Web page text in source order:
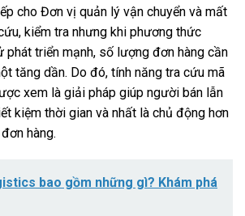
cho Đơn vị quản lý vận chuyển và mất
kiểm tra nhưng khi phương thức
phát triển mạnh, số lượng đơn hàng cần
tăng dần. Do đó, tính năng tra cứu mã
xem là giải pháp giúp người bán lẫn
kiệm thời gian và nhất là chủ động hơn
hàng.
bao gồm những gì? Khám phá